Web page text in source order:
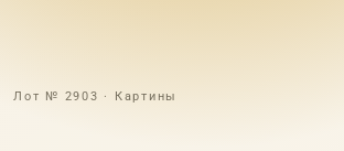
Лот № 2903 · Картины